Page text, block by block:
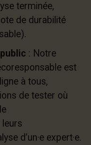
terminée,
de durabilité
: Notre
est
à tous,
de tester où
leurs
d’un·e expert·e.